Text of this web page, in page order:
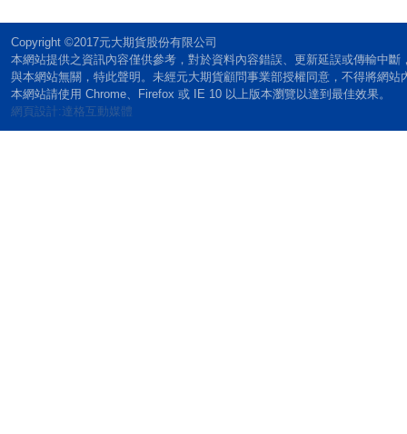
Copyright ©2017元大期貨股份有限公司
本網站提供之資訊內容僅供參考，對於資料內容錯誤、更新延誤或傳輸中
與本網站無關，特此聲明。未經元大期貨顧問事業部授權同意，不得將網站
本網站請使用 Chrome、Firefox 或 IE 10 以上版本瀏覽以達到最佳效果。
網頁設計:達格互動媒體